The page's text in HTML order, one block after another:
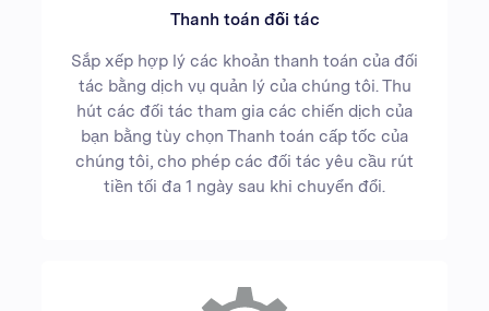
Thanh toán đối tác
Sắp xếp hợp lý các khoản thanh toán của đối
tác bằng dịch vụ quản lý của chúng tôi. Thu
hút các đối tác tham gia các chiến dịch của
bạn bằng tùy chọn Thanh toán cấp tốc của
chúng tôi, cho phép các đối tác yêu cầu rút
tiền tối đa 1 ngày sau khi chuyển đổi.